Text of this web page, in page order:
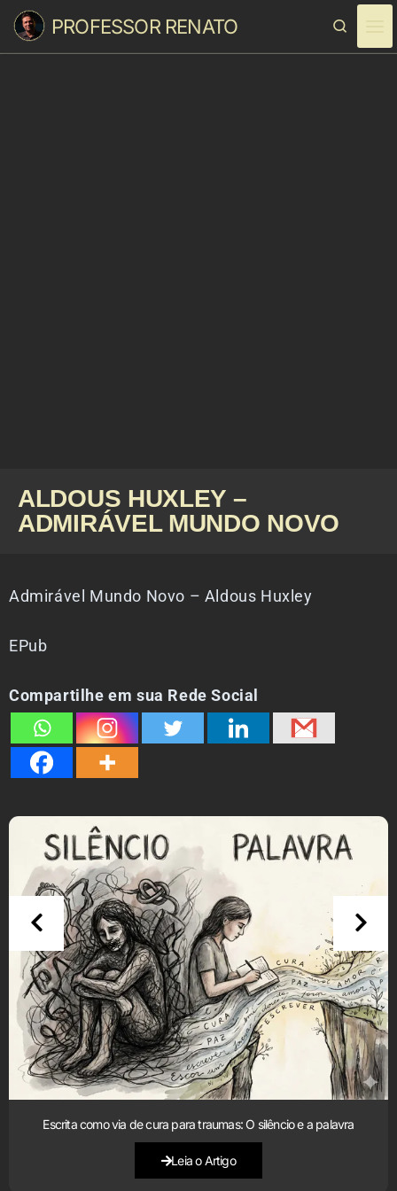
Skip to content
PROFESSOR RENATO
ALDOUS HUXLEY –
ADMIRÁVEL MUNDO NOVO
Admirável Mundo Novo – Aldous Huxley
EPub
Compartilhe em sua Rede Social
Escrita como via de cura para traumas: O silêncio e a palavra
Leia o Artigo